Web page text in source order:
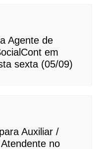
Agente de
em
sexta (05/09)
Auxiliar /
no